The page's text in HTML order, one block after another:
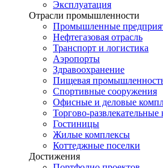
Эксплуатация
Отрасли промышленности
Промышленные
Нефтегазовая отрасль
Транспорт и логистика
Аэропорты
Здравоохранение
Пищевая
Спортивные сооружения
Офисные и деловые
Торгово-
Гостиницы
Жилые комплексы
Коттеджные поселки
Достижения